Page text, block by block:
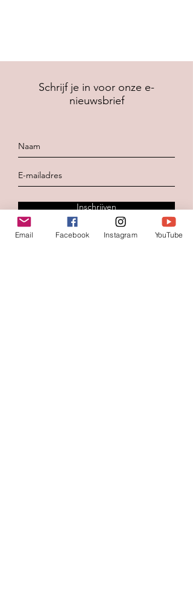
Schrijf je in voor onze e-
nieuwsbrief
Inschrijven
Email Facebook Instagram YouTube